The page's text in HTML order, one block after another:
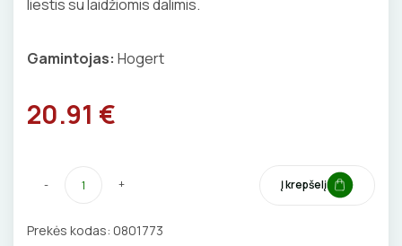
GELINĖS JUNGTYS
ETIKEČIŲ SPAUSDINTUVAI
PJOVIMO ĮRANKIAI
liestis su laidžiomis dalimis.
Gamintojas: Hogert
20.91 €
- + Į krepšelį
Prekės kodas: 0801773